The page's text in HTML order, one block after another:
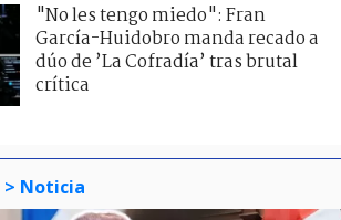
"No les tengo miedo": Fran
García-Huidobro manda recado a
dúo de ’La Cofradía’ tras brutal
crítica
> Noticia